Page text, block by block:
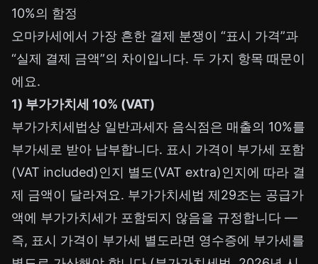
10%의 함정
오마카세에서 가장 흔한 결제 분쟁이 “표시 가격”과
“실제 결제 금액”의 차이입니다. 두 가지 항목 때문이
에요.
1) 부가가치세 10% (VAT)
부가가치세법상 일반과세자 음식점은 매출의 10%를
부가세로 받아 납부합니다. 표시 가격이 부가세 포함
(VAT included)인지 별도(VAT extra)인지에 따라 결
제 금액이 달라져요. 부가가치세법 제29조는 공급가
액에 부가가치세가 포함되지 않음을 규정합니다 —
즉, 표시 가격이 부가세 별도라면 영수증에 부가세를